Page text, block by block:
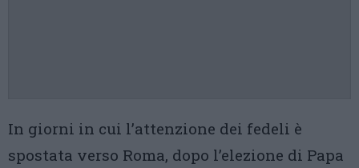
In giorni in cui l’attenzione dei fedeli è
spostata verso Roma, dopo l’elezione di Papa